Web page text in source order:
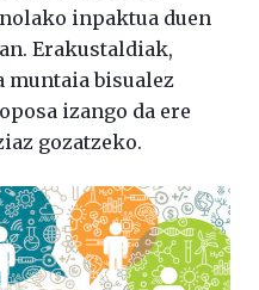
inpaktua duen
Erakustaldiak,
muntaia bisualez
izango da ere
gozatzeko.